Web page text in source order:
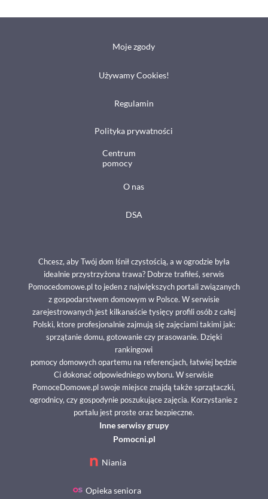
Moje zgody
Używamy Cookies!
Regulamin
Polityka prywatności
Centrum
pomocy
O nas
DSA
Chcesz, aby Twój dom lśnił czystością, a w ogrodzie była
idealnie przystrzyżona trawa? Dobrze trafiłeś, serwis
Pomocedomowe.pl to jeden z największych portali związanych
z gospodarstwem domowym w Polsce. W serwisie
zarejestrowanych jest kilkanaście tysięcy profili osób z całej
Polski, ktore profesjonalnie zajmują się zajęciami takimi jak:
sprzątanie domu, gotowanie czy prasowanie. Dzięki
rankingowi
pomocy domowych opartemu na referencjach, łatwiej będzie
Ci dokonać odpowiedniego wyboru. W serwisie
PomoceDomowe.pl swoje miejsce znajdą także sprzątaczki,
ogrodnicy, czy gospodynie poszukujące zajęcia. Korzystanie z
portalu jest proste oraz bezpieczne.
Niania
Opieka seniora
Inne serwisy grupy
Pomocni.pl